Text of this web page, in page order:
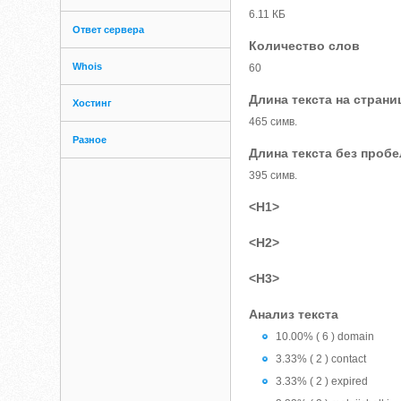
Ответ сервера
Whois
Хостинг
Разное
6.11 КБ
Количество слов
60
Длина текста на
465 симв.
Длина текста без
395 симв.
<H1>
<H2>
<H3>
Анализ текста
10.00% ( 6 ) domain
3.33% ( 2 ) contact
3.33% ( 2 ) expired